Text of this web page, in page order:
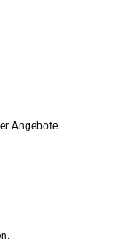
Angebote